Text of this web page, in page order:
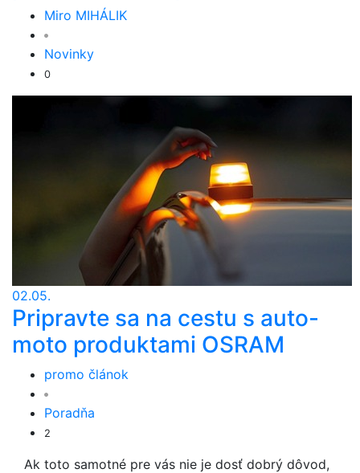
Miro MIHÁLIK
Novinky
0
02.05.
Pripravte sa na cestu s auto-
moto produktami OSRAM
promo článok
Poradňa
2
Ak toto samotné pre vás nie je dosť dobrý dôvod,